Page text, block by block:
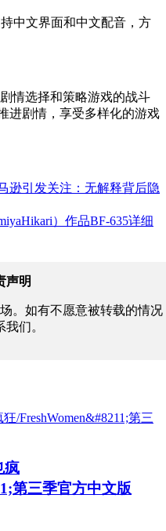
中文界面和中文配音，方
情选择和策略游戏的战斗
进剧情，享受多样化的游戏
逊引发关注：无解释背后隐
）作品BF-635详细
声明
。如有不愿意被转载的情况
我们。
疯
第三季官方中文版